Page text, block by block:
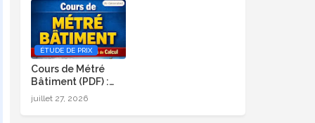
ÉTUDE DE PRIX
Cours de Métré
Bâtiment (PDF) :
Formules, Méthode
juillet 27, 2026